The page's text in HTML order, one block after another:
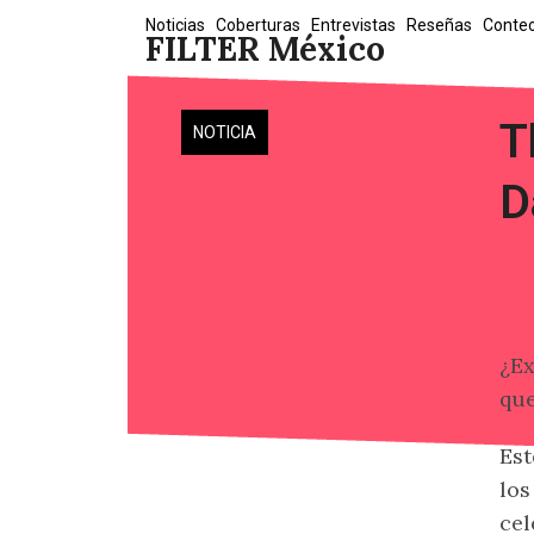
FILTER México
Noticias Coberturas Entrevistas Reseñas
NOTICIA